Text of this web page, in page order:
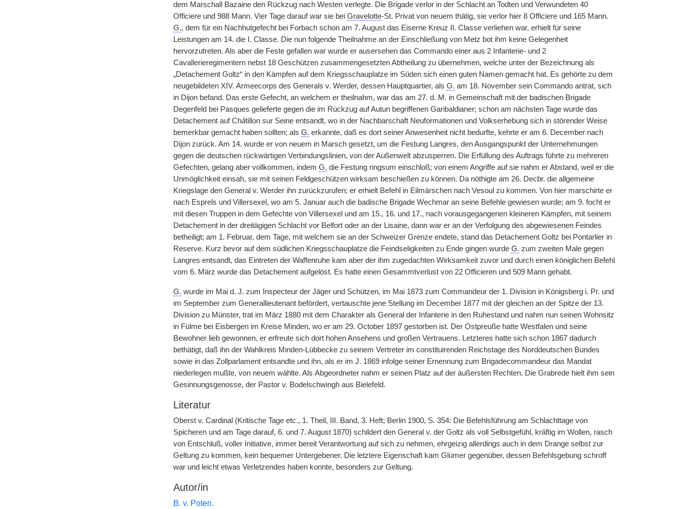
dem Marschall Bazaine den Rückzug nach Westen verlegte. Die Brigade verlor in der Schlacht an Todten und Verwundeten 40
Officiere und 988 Mann. Vier Tage darauf war sie bei Gravelotte-St. Privat von neuem thätig, sie verlor hier 8 Officiere und 165 Mann.
G., dem für ein Nachhutgefecht bei Forbach schon am 7. August das Eiserne Kreuz II. Classe verliehen war, erhielt für seine
Leistungen am 14. die I. Classe. Die nun folgende Theilnahme an der Einschließung von Metz bot ihm keine Gelegenheit
hervorzutreten. Als aber die Feste gefallen war wurde er ausersehen das Commando einer aus 2 Infanterie- und 2
Cavallerieregimentern nebst 18 Geschützen zusammengesetzten Abtheilung zu übernehmen, welche unter der Bezeichnung als
„Detachement Goltz“ in den Kämpfen auf dem Kriegsschauplatze im Süden sich einen guten Namen gemacht hat. Es gehörte zu dem
neugebildeten XIV. Armeecorps des Generals v. Werder, dessen Hauptquartier, als G. am 18. November sein Commando antrat, sich
in Dijon befand. Das erste Gefecht, an welchem er theilnahm, war das am 27. d. M. in Gemeinschaft mit der badischen Brigade
Degenfeld bei Pasques gelieferte gegen die im Rückzug auf Autun begriffenen Garibaldianer; schon am nächsten Tage wurde das
Detachement auf Châtillon sur Seine entsandt, wo in der Nachbarschaft Neuformationen und Volkserhebung sich in störender Weise
bemerkbar gemacht haben sollten; als G. erkannte, daß es dort seiner Anwesenheit nicht bedurfte, kehrte er am 6. December nach
Dijon zurück. Am 14. wurde er von neuem in Marsch gesetzt, um die Festung Langres, den Ausgangspunkt der Unternehmungen
gegen die deutschen rückwärtigen Verbindungslinien, von der Außenwelt abzusperren. Die Erfüllung des Auftrags führte zu mehreren
Gefechten, gelang aber vollkommen, indem G. die Festung ringsum einschloß; von einem Angriffe auf sie nahm er Abstand, weil er die
Unmöglichkeit einsah, sie mit seinen Feldgeschützen wirksam beschießen zu können. Da nöthigte am 26. Decbr. die allgemeine
Kriegslage den General v. Werder ihn zurückzurufen; er erhielt Befehl in Eilmärschen nach Vesoul zu kommen. Von hier marschirte er
nach Esprels und Villersexel, wo am 5. Januar auch die badische Brigade Wechmar an seine Befehle gewiesen wurde; am 9. focht er
mit diesen Truppen in dem Gefechte von Villersexel und am 15., 16. und 17., nach vorausgegangenen kleineren Kämpfen, mit seinem
Detachement in der dreitägigen Schlacht vor Belfort oder an der Lisaine, dann war er an der Verfolgung des abgewiesenen Feindes
betheiligt; am 1. Februar, dem Tage, mit welchem sie an der Schweizer Grenze endete, stand das Detachement Goltz bei Pontarlier in
Reserve. Kurz bevor auf dem südlichen Kriegsschauplatze die Feindseligkeiten zu Ende gingen wurde G. zum zweiten Male gegen
Langres entsandt, das Eintreten der Waffenruhe kam aber der ihm zugedachten Wirksamkeit zuvor und durch einen königlichen Befehl
vom 6. März wurde das Detachement aufgelöst. Es hatte einen Gesammtverlust von 22 Officieren und 509 Mann gehabt.
G. wurde im Mai d. J. zum Inspecteur der Jäger und Schützen, im Mai 1873 zum Commandeur der 1. Division in Königsberg i. Pr. und
im September zum Generallieutenant befördert, vertauschte jene Stellung im December 1877 mit der gleichen an der Spitze der 13.
Division zu Münster, trat im März 1880 mit dem Charakter als General der Infanterie in den Ruhestand und nahm nun seinen Wohnsitz
in Fülme bei Eisbergen im Kreise Minden, wo er am 29. October 1897 gestorben ist. Der Ostpreuße hatte Westfalen und seine
Bewohner lieb gewonnen, er erfreute sich dort hohen Ansehens und großen Vertrauens. Letzteres hatte sich schon 1867 dadurch
bethätigt, daß ihn der Wahlkreis Minden-Lübbecke zu seinem Vertreter im constituirenden Reichstage des Norddeutschen Bundes
sowie in das Zollparlament entsandte und ihn, als er im J. 1869 infolge seiner Ernennung zum Brigadecommandeur das Mandat
niederlegen mußte, von neuem wählte. Als Abgeordneter nahm er seinen Platz auf der äußersten Rechten. Die Grabrede hielt ihm sein
Gesinnungsgenosse, der Pastor v. Bodelschwingh aus Bielefeld.
Literatur
Oberst v. Cardinal (Kritische Tage etc., 1. Theil, III. Band, 3. Heft; Berlin 1900, S. 354: Die Befehlsführung am Schlachttage von
Spicheren und am Tage darauf, 6. und 7. August 1870) schildert den General v. der Goltz als voll Selbstgefühl, kräftig im Wollen, rasch
von Entschluß, voller Initiative, immer bereit Verantwortung auf sich zu nehmen, ehrgeizig allerdings auch in dem Drange selbst zur
Geltung zu kommen, kein bequemer Untergebener. Die letztere Eigenschaft kam Glümer gegenüber, dessen Befehlsgebung schroff
war und leicht etwas Verletzendes haben konnte, besonders zur Geltung.
Autor/in
B. v. Poten.